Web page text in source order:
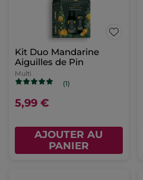
Kit Duo Mandarine
Aiguilles de Pin
Multi
(1)
5,99 €
AJOUTER AU
PANIER